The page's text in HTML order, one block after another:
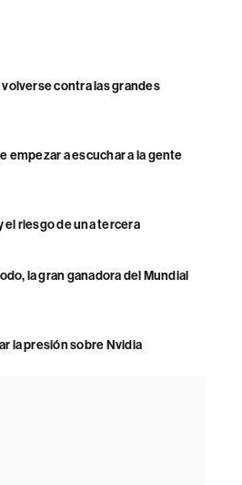
contra las grandes
empezar a escuchar a la gente
el riesgo de una tercera
la gran ganadora del Mundial
la presión sobre Nvidia